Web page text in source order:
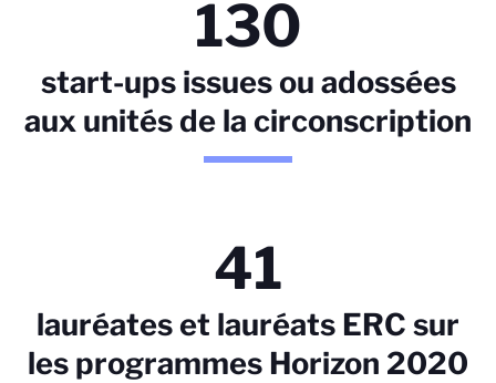
130
start-ups issues ou adossées
aux unités de la circonscription
41
lauréates et lauréats ERC sur
les programmes Horizon 2020